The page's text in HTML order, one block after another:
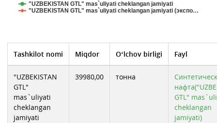
"UZBEKISTAN GTL" mas`uliyati cheklangan jamiyati
"UZBEKISTAN GTL" mas`uliyati cheklangan jamiyati (экспо…
Tashkilot nomi Miqdor O‘lchov birligi Fayl
"UZBEKISTAN
GTL"
mas`uliyati
cheklangan
jamiyati
39980,00 тонна
GTL"
cheklangan
jamiyati)